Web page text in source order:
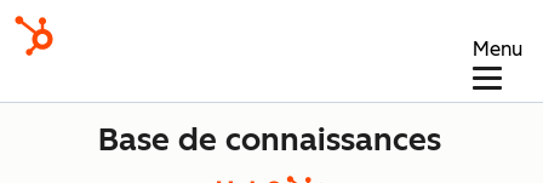
Menu
Base de connaissances